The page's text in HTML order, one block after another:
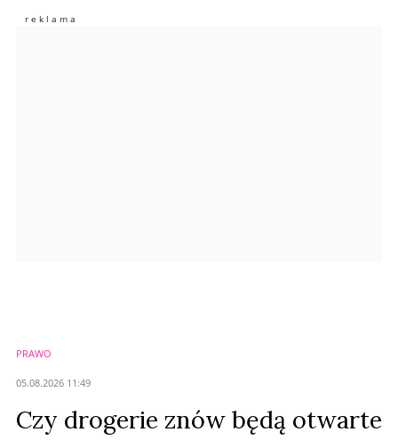
Imię (Wymagane)
PRAWO
05.08.2026 11:49
Czy drogerie znów będą otwarte